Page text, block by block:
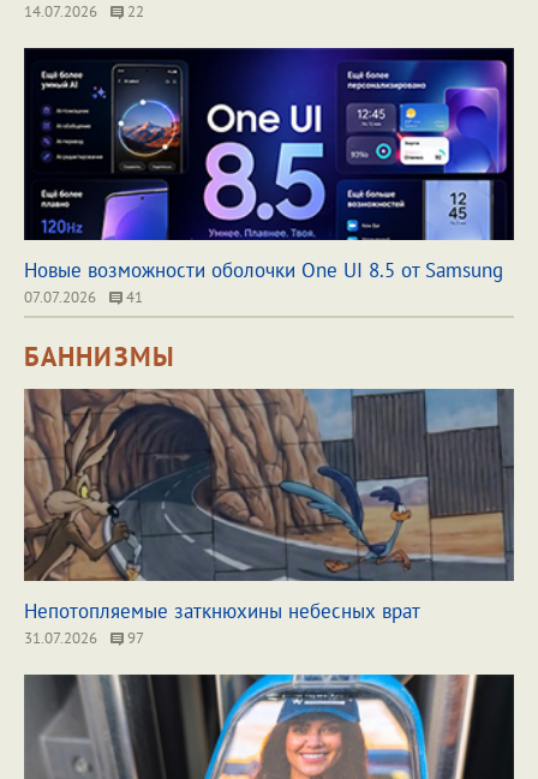
14.07.2026 22
Новые возможности оболочки One UI 8.5 от Samsung
07.07.2026 41
БАННИЗМЫ
Непотопляемые заткнюхины небесных врат
31.07.2026 97